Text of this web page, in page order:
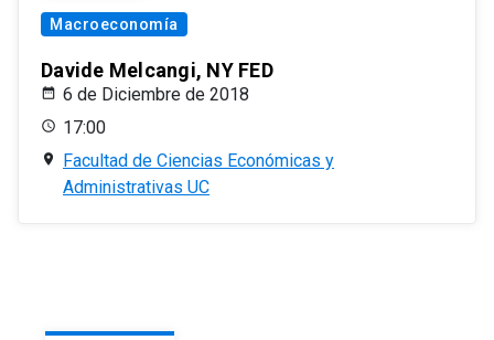
Macroeconomía
Davide Melcangi, NY FED
6 de Diciembre de 2018
17:00
Facultad de Ciencias Económicas y
Administrativas UC